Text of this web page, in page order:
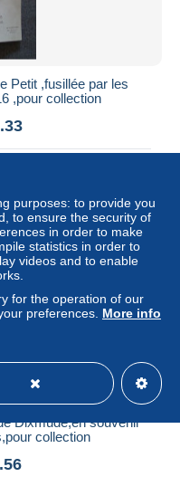
Petit ,fusillée par les
,pour collection
Dixmude,en souvenir
collection
purposes: to provide you
to ensure the security of
in order to make
statistics in order to
videos and to enable
for the operation of our
preferences. More info